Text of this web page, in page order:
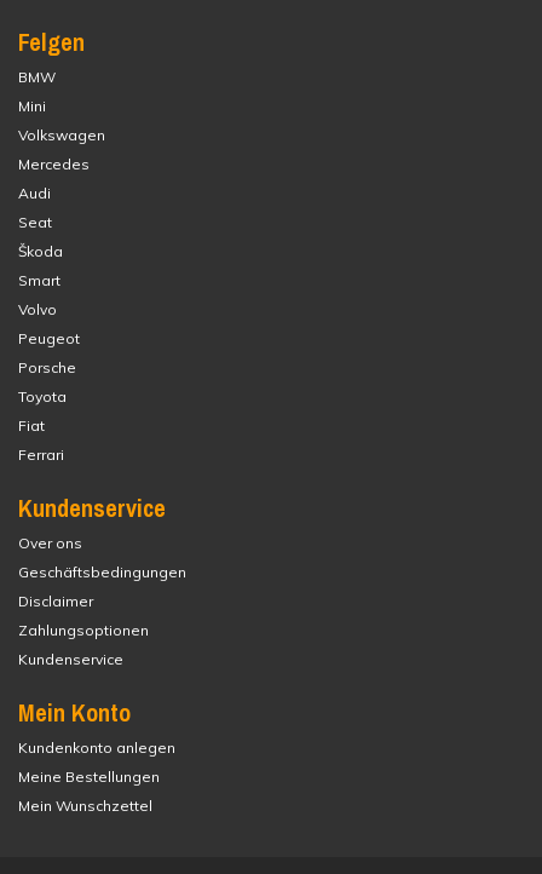
Felgen
BMW
Mini
Volkswagen
Mercedes
Audi
Seat
Škoda
Smart
Volvo
Peugeot
Porsche
Toyota
Fiat
Ferrari
Kundenservice
Over ons
Geschäftsbedingungen
Disclaimer
Zahlungsoptionen
Kundenservice
Mein Konto
Kundenkonto anlegen
Meine Bestellungen
Mein Wunschzettel